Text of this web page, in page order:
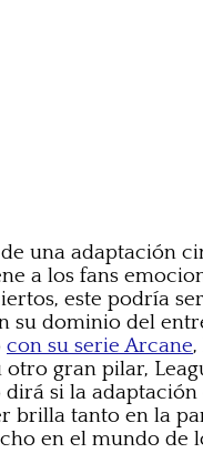
una adaptación
a los fans
este podría
su dominio del
con su serie Arcane,
gran pilar,
si la
brilla tanto en la
en el mundo de